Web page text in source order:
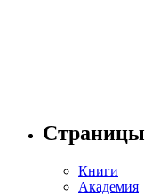
Страницы
Книги
Академия